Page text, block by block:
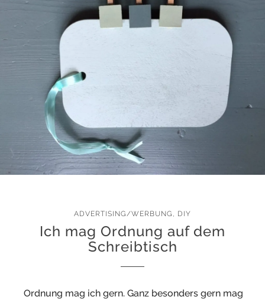
ADVERTISING/WERBUNG , DIY
Ich mag Ordnung auf dem
Schreibtisch
Ordnung mag ich gern. Ganz besonders gern mag